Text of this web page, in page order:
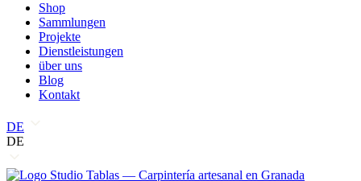
Shop
Sammlungen
Projekte
Dienstleistungen
über uns
Blog
Kontakt
DE
DE